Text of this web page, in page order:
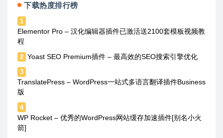
下载热度排行榜
1
Elementor Pro – 汉化编辑器插件已激活送2100套模板视频教
程
2 Yoast SEO Premium插件 – 最高效的SEO搜索引擎优化
3
TranslatePress – WordPress一站式多语言翻译插件Business
版
4
WP Rocket – 优秀的WordPress网站缓存加速插件[别名小火
箭]